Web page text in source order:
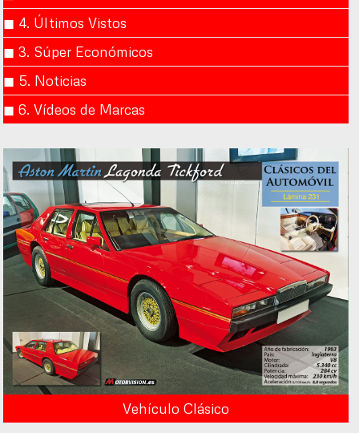
◼︎ 4. Últimos Vistos
◼︎ 3. Súper Económicos
◼︎ 5. Noticias
◼︎ 6. Vídeos de Marcas
Vehículo Clásico